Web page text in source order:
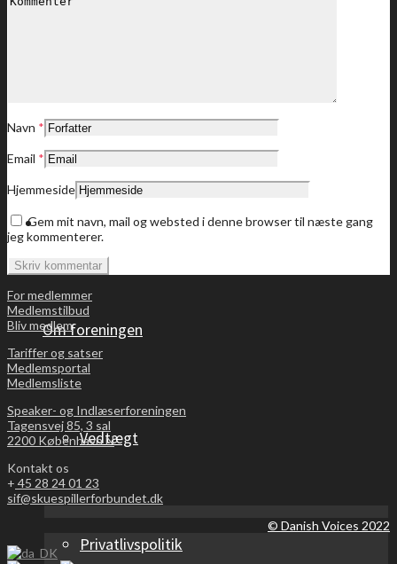
Dine medlemstilbud
Bliv medlem
Om foreningen
Vedtægt
Privatlivspolitik
Navn *
Email *
Hjemmeside
Gem mit navn, mail og websted i denne browser til næste gang
jeg kommenterer.
For medlemmer
Medlemstilbud
Bliv medlem
Tariffer og satser
Medlemsportal
Medlemsliste
Speaker- og Indlæserforeningen
Tagensvej 85, 3 sal
2200 København N
Kontakt os
+ 45 28 24 01 23
sif@skuespillerforbundet.dk
© Danish Voices 2022